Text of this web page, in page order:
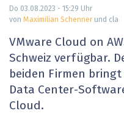
Do 03.08.2023 - 15:29 Uhr
von Maximilian Schennerund cla
VMware Cloud on
Schweiz verfügbar.
beiden Firmen
Data Center-
Cloud.